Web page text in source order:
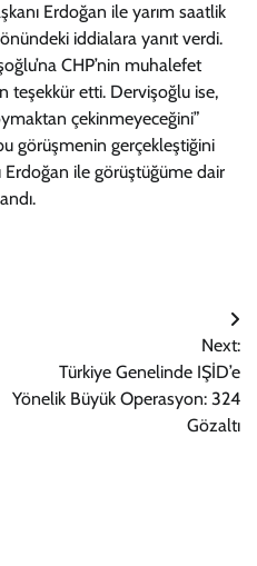
Erdoğan ile yarım saatlik
iddialara yanıt verdi.
CHP’nin muhalefet
teşekkür etti. Dervişoğlu ise,
çekinmeyeceğini”
görüşmenin gerçekleştiğini
Erdoğan ile görüştüğüme dair
Next:
Türkiye Genelinde IŞİD’e
Yönelik Büyük Operasyon: 324
Gözaltı